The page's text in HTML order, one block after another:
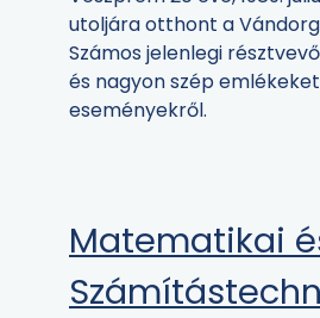
utoljára otthont a
Számos jelenlegi
és nagyon szép
eseményekről.
Matematikai